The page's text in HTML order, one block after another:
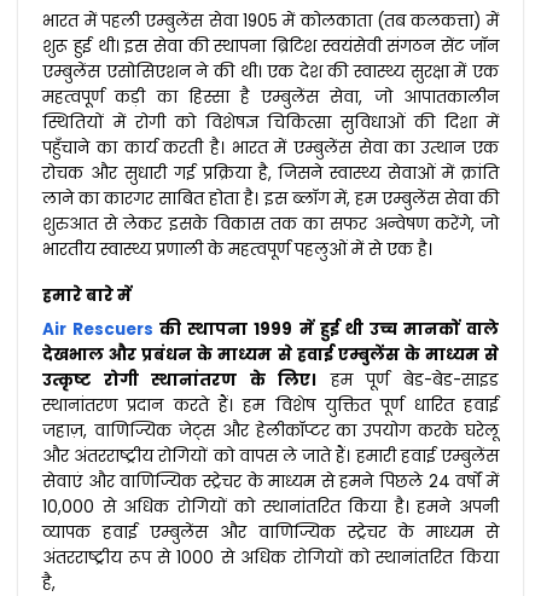
भारत में पहली एम्बुलेंस सेवा 1905 में कोलकाता (तब कलकत्ता) में
शुरू हुई थी। इस सेवा की स्थापना ब्रिटिश स्वयंसेवी संगठन सेंट जॉन
एम्बुलेंस एसोसिएशन ने की थी। एक देश की स्वास्थ्य सुरक्षा में एक
महत्वपूर्ण कड़ी का हिस्सा है एम्बुलेंस सेवा, जो आपातकालीन
स्थितियों में रोगी को विशेषज्ञ चिकित्सा सुविधाओं की दिशा में
पहुँचाने का कार्य करती है। भारत में एम्बुलेंस सेवा का उत्थान एक
रोचक और सुधारी गई प्रक्रिया है, जिसने स्वास्थ्य सेवाओं में क्रांति
लाने का कारगर साबित होता है। इस ब्लॉग में, हम एम्बुलेंस सेवा की
शुरुआत से लेकर इसके विकास तक का सफर अन्वेषण करेंगे, जो
भारतीय स्वास्थ्य प्रणाली के महत्वपूर्ण पहलुओं में से एक है।
हमारे बारे में
Air Rescuers की स्थापना 1999 में हुई थी उच्च मानकों वाले
देखभाल और प्रबंधन के माध्यम से हवाई एम्बुलेंस के माध्यम से
उत्कृष्ट रोगी स्थानांतरण के लिए। हम पूर्ण बेड-बेड-साइड
स्थानांतरण प्रदान करते हैं। हम विशेष युक्तित पूर्ण धारित हवाई
जहाज़, वाणिज्यिक जेट्स और हेलीकॉप्टर का उपयोग करके घरेलू
और अंतरराष्ट्रीय रोगियों को वापस ले जाते हैं। हमारी हवाई एम्बुलेंस
सेवाएं और वाणिज्यिक स्ट्रेचर के माध्यम से हमने पिछले 24 वर्षों में
10,000 से अधिक रोगियों को स्थानांतरित किया है। हमने अपनी
व्यापक हवाई एम्बुलेंस और वाणिज्यिक स्ट्रेचर के माध्यम से
अंतरराष्ट्रीय रूप से 1000 से अधिक रोगियों को स्थानांतरित किया
है,